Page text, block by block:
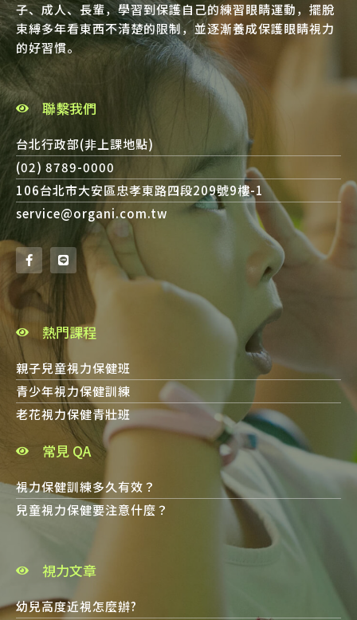
子、成人、長輩，學習到保護自己的練習眼睛運動，擺脫
束縛多年看東西不清楚的限制，並逐漸養成保護眼睛視力
的好習慣。
聯繫我們
台北行政部(非上課地點)
(02) 8789-0000
106台北市大安區忠孝東路四段209號9樓-1
service@organi.com.tw
熱門課程
親子兒童視力保健班
青少年視力保健訓練
老花視力保健青壯班
常見 QA
視力保健訓練多久有效？
兒童視力保健要注意什麼？
視力文章
幼兒高度近視怎麼辦?